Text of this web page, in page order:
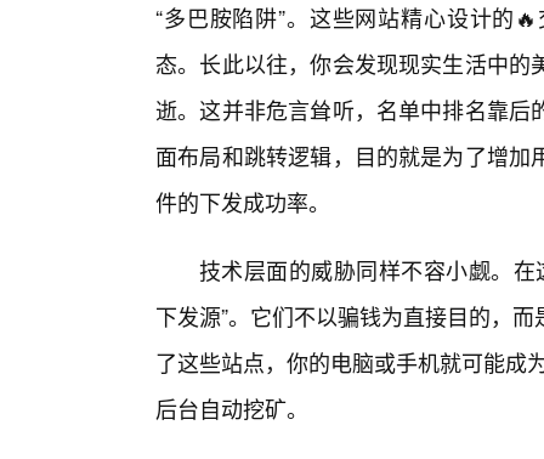
“多巴胺陷阱”。这些网站精心设计的
态。长此以往，你会发现现实生活中
逝。这并非危言耸听，名单中排名靠
面布局和跳转逻辑，目的就是为了增
件的下发成功率。
技术层面的威胁同样不容小觑。
下发源”。它们不以骗钱为直接目的，
了这些站点，你的电脑或手机就可能成
后台自动挖矿。